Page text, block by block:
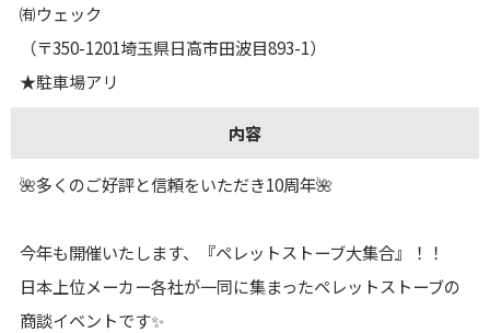
㈲ウェック
（〒350-1201埼玉県日高市田波目893-1）
★駐車場アリ
内容
🌺多くのご好評と信頼をいただき10周年🌺
今年も開催いたします、『ペレットストーブ大集合』！！
日本上位メーカー各社が一同に集まったペレットストーブの
商談イベントです✨